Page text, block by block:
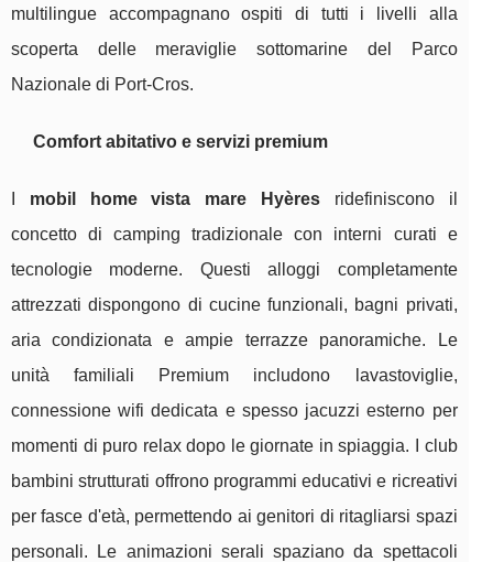
multilingue accompagnano ospiti di tutti i livelli alla
scoperta delle meraviglie sottomarine del Parco
Nazionale di Port-Cros.
Comfort abitativo e servizi premium
mobil home vista mare Hyères ridefiniscono il
concetto di camping tradizionale con interni curati e
tecnologie moderne. Questi alloggi completamente
attrezzati dispongono di cucine funzionali, bagni privati,
aria condizionata e ampie terrazze panoramiche. Le
unità familiali Premium includono lavastoviglie,
connessione wifi dedicata e spesso jacuzzi esterno per
momenti di puro relax dopo le giornate in spiaggia. I club
bambini strutturati offrono programmi educativi e ricreativi
per fasce d'età, permettendo ai genitori di ritagliarsi spazi
personali. Le animazioni serali spaziano da spettacoli